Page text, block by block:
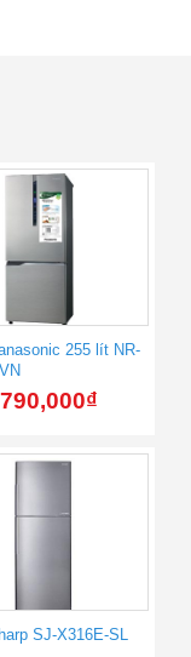
255 lít NR-
₫
SJ-X316E-SL